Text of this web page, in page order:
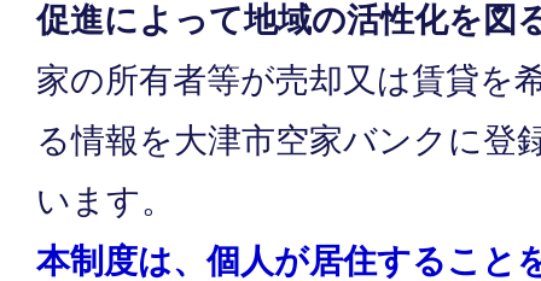
促進によって地域の活性化を図
家の所有者等が売却又は賃貸を
る情報を大津市空家バンクに登
います。
本制度は、個人が居住すること